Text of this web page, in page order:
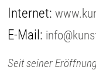
Internet:
E-Mail:
Seit seiner